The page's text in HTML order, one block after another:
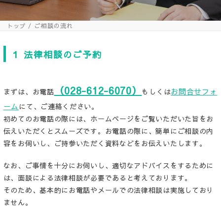
トップ ご相談の流れ
１ 法律相談のご予約
まずは、お電話 （028-612-6070） もしくはお問合せフォ
ーム にて、ご連絡ください。
初めてのお電話の際には、ホームページをご覧いただいた旨をお
伝えいただくとスムーズです。お電話の際に、簡単にご相談の内
容をお伺いし、ご持参いただく資料などをお伝えいたします。
なお、ご事情を十分にお伺いし、適切なアドバイスをするために
は、面談による法律相談が必要であると考えております。
そのため、基本的にお電話やメールでの法律相談は実施しており
ません。